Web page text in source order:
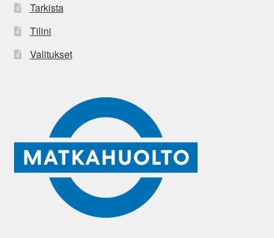
Tarkista
Tilini
Valitukset